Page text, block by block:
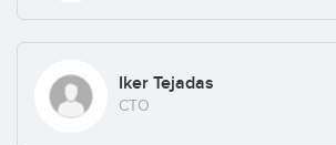
Iker Tejadas
CTO